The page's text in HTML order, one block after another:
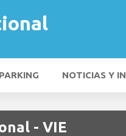
PARKING NOTICIAS Y
- VIE